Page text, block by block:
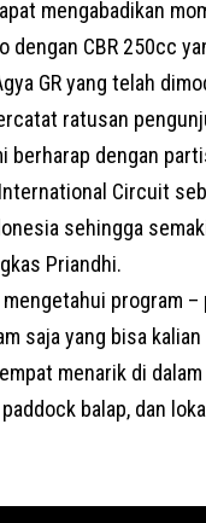
mengabadikan
CBR 250cc
GR yang telah
ratusan
berharap dengan
Circuit
sehingga
Priandhi.
program
saja yang bisa
menarik di
balap, dan